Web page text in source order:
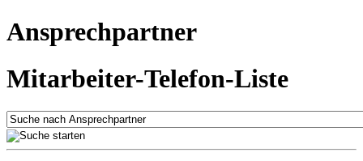
Ansprechpartner
Mitarbeiter-Telefon-Liste